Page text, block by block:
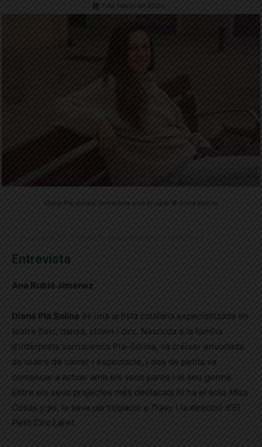
7 de febrer de 2026
Diana Pla, durant l'entrevista amb El Jardí © Sílvia Molina
Entrevista
Ana Rubió Jiménez
Diana Pla Solina és una artista catalana especialitzada en
teatre físic, dansa, clown i circ. Nascuda a la família
d’intèrprets sarrianencs Pla-Solina, va créixer envoltada
de teatre de carrer i espectacle, i des de petita va
començar a actuar amb els seus pares i el seu germà.
Entre els seus projectes més destacats hi ha el solo Miss
Cosas y yo , la seva participació a Travy i la direcció d’El
Petit Circ Laret.